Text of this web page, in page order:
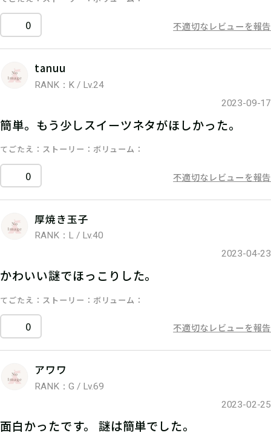
0 不適切なレビューを報告
tanuu
RANK：K / Lv.24
2023-09-17
簡単。もう少しスイーツネタがほしかった。
てごたえ ストーリー ボリューム
0 不適切なレビューを報告
厚焼き玉子
RANK：L / Lv.40
2023-04-23
かわいい謎でほっこりした。
てごたえ ストーリー ボリューム
0 不適切なレビューを報告
アワワ
RANK：G / Lv.69
2023-02-25
面白かったです。 謎は簡単でした。